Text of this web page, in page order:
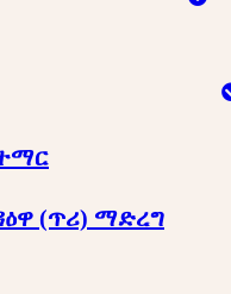
(ጥሪ) ማድረግ